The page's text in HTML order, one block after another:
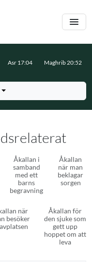
Asr 17:04 Maghrib 20:52
Åkallan i
samband
med ett
barns
begravning
Åkallan
när man
beklagar
sorgen
när
besöker
Åkallan för
den sjuke som
gett upp
hoppet om att
leva